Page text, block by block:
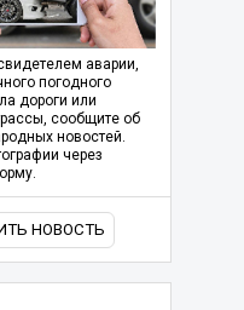
аварии,
погодного
дороги или
сообщите об
новостей.
через
НОВОСТЬ